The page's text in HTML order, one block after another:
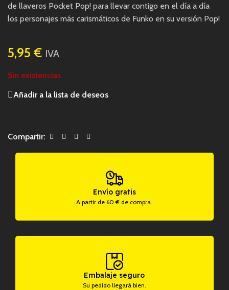
de llaveros Pocket Pop! para llevar contigo en el día a día
los personajes más carismáticos de Funko en su versión Pop!
5,95 € IVA
Sin existencias
Añadir a la lista de deseos
Compartir:
Envío gratis
A partir de 60 € de compra.
Embalaje seguro
Su pedido llegará bien.